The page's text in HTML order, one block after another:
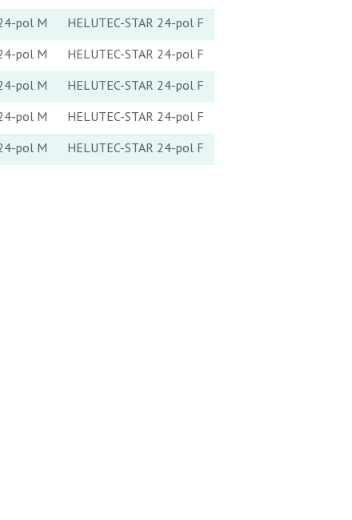
pol M
HELUTEC-STAR 24-pol F
pol M
HELUTEC-STAR 24-pol F
pol M
HELUTEC-STAR 24-pol F
pol M
HELUTEC-STAR 24-pol F
pol M HELUTEC-STAR 24-pol F